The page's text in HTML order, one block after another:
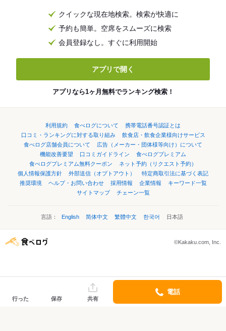
クイックな現在地検索。検索が快適に
予約も簡単。空席をスムーズに検索
会員登録なし。すぐに利用開始
アプリで開く
アプリなら1ヶ月無料でランキング検索！
利用規約 食べログについて
携帯電話番号認証とは
口コミ・ランキングに対する取り組み
飲食店・飲食企業様向けサービス
食べログ店舗会員について
広告（メーカー・団体様等向け）について
機能改善要望
口コミガイドライン
食べログプレミアム
食べログプレミアム無料クーポン
ネット予約（リクエスト予約）
個人情報保護方針
外部送信（オプトアウト）
特定商取引法に基づく表記
推奨環境
ヘルプ・お問い合わせ 採用情報 企業情報
キーワード一覧
サイトマップ
チェーン一覧
言語： English 简体中文 繁體中文 한국어 日本語
©Kakaku.com, Inc.
行った 保存 共有
電話